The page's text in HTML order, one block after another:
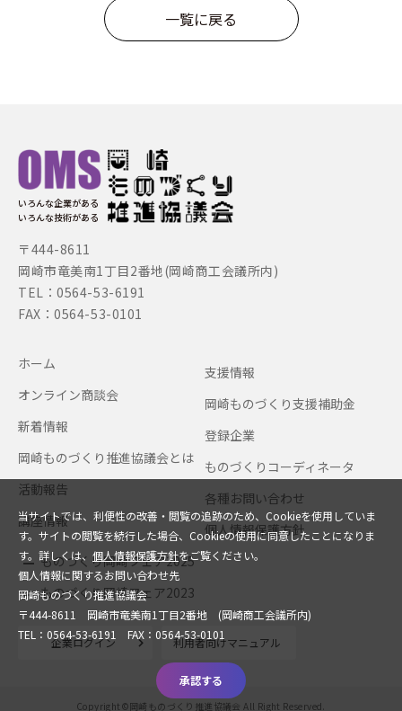
一覧に戻る
いろんな企業がある
いろんな技術がある
〒444-8611
岡崎市竜美南1丁目2番地(岡崎商工会議所内)
TEL：0564-53-6191
FAX：0564-53-0101
ホーム
オンライン商談会
新着情報
岡崎ものづくり推進協議会とは
活動報告
講座情報
支援情報
岡崎ものづくり支援補助金
登録企業
ものづくりコーディネータ
各種お問い合わせ
個人情報保護方針
ものづくり岡崎フェア2025
ものづくり岡崎フェア2023
企業ログイン 利用者向けマニュアル
Copyright©岡崎ものづくり推進協議会 All Right Reserved.
当サイトでは、利便性の改善・閲覧の追跡のため、Cookieを使用していま
す。サイトの閲覧を続行した場合、Cookieの使用に同意したことになりま
す。詳しくは、 個人情報保護方針をご覧ください。
個人情報に関するお問い合わせ先
岡崎ものづくり推進協議会
〒444-8611 岡崎市竜美南1丁目2番地 (岡崎商工会議所内)
TEL：0564-53-6191 FAX：0564-53-0101
承認する